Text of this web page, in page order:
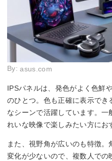
By:asus.com
IPSパネルは、発色がよく色鮮
のひとつ。色も正確に表示でき
なシーンで活躍しています。一
れいな映像で楽しみたい方にお
また、視野角が広いのも特徴
変化が少ないので、複数人で